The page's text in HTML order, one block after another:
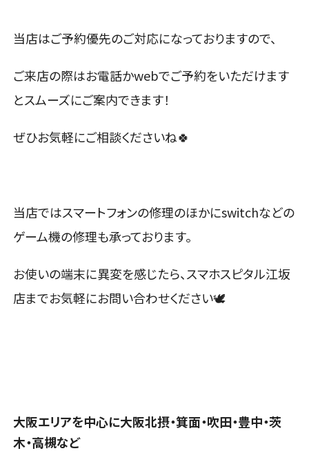
当店はご予約優先のご対応になっておりますので、
ご来店の際はお電話かwebでご予約をいただけます
とスムーズにご案内できます！
ぜひお気軽にご相談くださいね🍀
当店ではスマートフォンの修理のほかにswitchなどの
ゲーム機の修理も承っております。
お使いの端末に異変を感じたら、スマホスピタル江坂
店までお気軽にお問い合わせください🕊️
大阪エリアを中心に大阪北摂・箕面・吹田・豊中・茨
木・高槻など